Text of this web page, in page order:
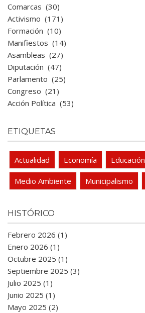
Comarcas (30)
Activismo (171)
Formación (10)
Manifiestos (14)
Asambleas (27)
Diputación (47)
Parlamento (25)
Congreso (21)
Acción Política (53)
ETIQUETAS
Actualidad Economía Educación
Medio Ambiente Municipalismo
HISTÓRICO
Febrero 2026 (1)
Enero 2026 (1)
Octubre 2025 (1)
Septiembre 2025 (3)
Julio 2025 (1)
Junio 2025 (1)
Mayo 2025 (2)